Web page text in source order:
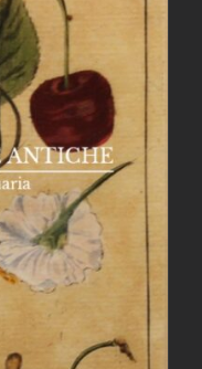
/ DETTAGLI